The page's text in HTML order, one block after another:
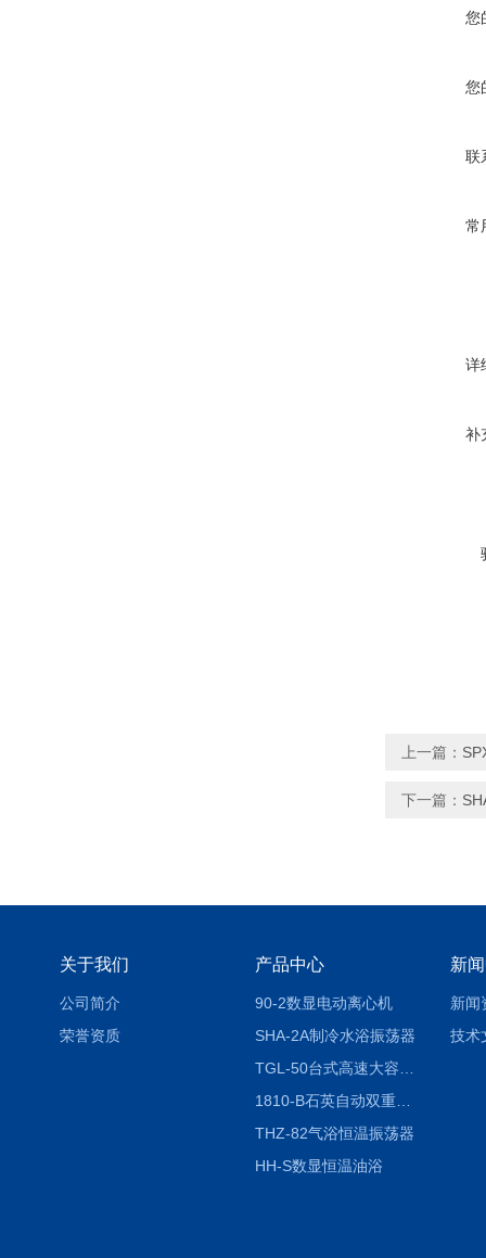
您
您
联
常
详
补
上一篇：
下一篇：
关于我们
公司简介
荣誉资质
产品中心
90-2数显电动离心机
SHA-2A制冷水浴振荡器
1810-B石英自动双重纯水蒸馏水器
THZ-82气浴恒温振荡器
HH-S数显恒温油浴
新
新闻
技术